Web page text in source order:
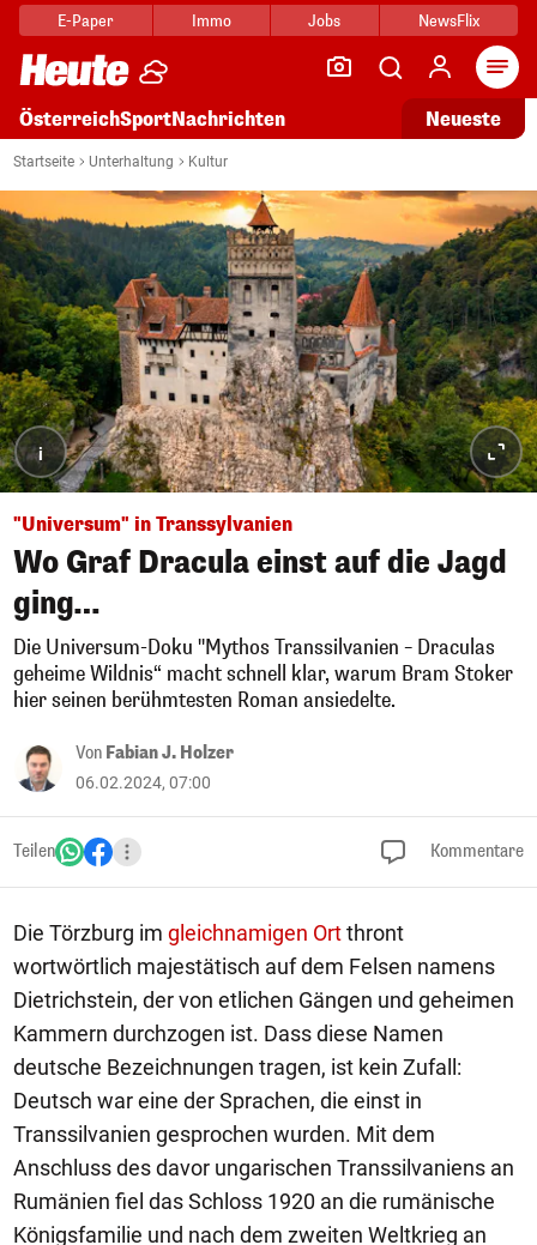
E-Paper Immo Jobs NewsFlix
ÖsterreichSportNachrichten Neueste
Startseite Unterhaltung Kultur
i
"Universum" in Transsylvanien
Wo Graf Dracula einst auf die Jagd
ging…
Die Universum-Doku "Mythos Transsilvanien – Draculas
geheime Wildnis“ macht schnell klar, warum Bram Stoker
hier seinen berühmtesten Roman ansiedelte.
Von Fabian J. Holzer
06.02.2024, 07:00
Teilen Kommentare
Die Törzburg im gleichnamigen Ortthront
wortwörtlich majestätisch auf dem Felsen namens
Dietrichstein, der von etlichen Gängen und geheimen
Kammern durchzogen ist. Dass diese Namen
deutsche Bezeichnungen tragen, ist kein Zufall:
Deutsch war eine der Sprachen, die einst in
Transsilvanien gesprochen wurden. Mit dem
Anschluss des davor ungarischen Transsilvaniens an
Rumänien fiel das Schloss 1920 an die rumänische
Königsfamilie und nach dem zweiten Weltkrieg an